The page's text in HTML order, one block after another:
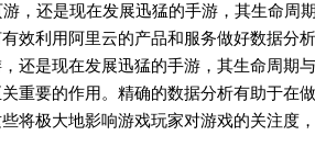
，还是现在发展迅猛的手游，其生命周
效利用阿里云的产品和服务做好数据分析
还是现在发展迅猛的手游，其生命周期
重要的作用。精确的数据分析有助于在
将极大地影响游戏玩家对游戏的关注度